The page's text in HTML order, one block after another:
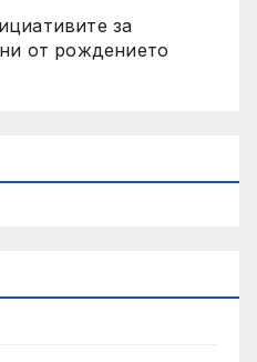
за
от рождението